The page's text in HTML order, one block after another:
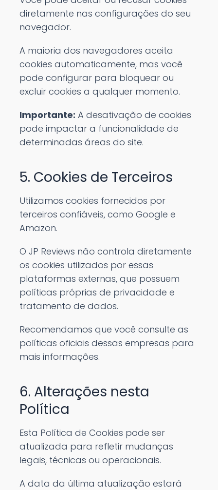
diretamente nas configurações do seu
navegador.
A maioria dos navegadores aceita
cookies automaticamente, mas você
pode configurar para bloquear ou
excluir cookies a qualquer momento.
Importante: A desativação de cookies
pode impactar a funcionalidade de
determinadas áreas do site.
5. Cookies de Terceiros
Utilizamos cookies fornecidos por
terceiros confiáveis, como Google e
Amazon.
O JP Reviews não controla diretamente
os cookies utilizados por essas
plataformas externas, que possuem
políticas próprias de privacidade e
tratamento de dados.
Recomendamos que você consulte as
políticas oficiais dessas empresas para
mais informações.
6. Alterações nesta
Política
Esta Política de Cookies pode ser
atualizada para refletir mudanças
legais, técnicas ou operacionais.
A data da última atualização estará